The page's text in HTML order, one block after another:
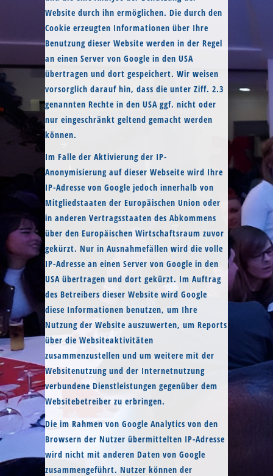
Website durch ihn ermöglichen. Die durch den
Cookie erzeugten Informationen über Ihre
Benutzung dieser Website werden in der Regel
an einen Server von Google in den USA
übertragen und dort gespeichert. Wir weisen
vorsorglich darauf hin, dass die unter Ziff. 2.3
genannten Rechte in den USA ggf. nicht oder
nur eingeschränkt geltend gemacht werden
können.
Im Falle der Aktivierung der IP-
Anonymisierung auf dieser Webseite wird Ihre
IP-Adresse von Google jedoch innerhalb von
Mitgliedstaaten der Europäischen Union oder
in anderen Vertragsstaaten des Abkommens
über den Europäischen Wirtschaftsraum zuvor
gekürzt. Nur in Ausnahmefällen wird die volle
IP-Adresse an einen Server von Google in den
USA übertragen und dort gekürzt. Im Auftrag
des Betreibers dieser Website wird Google
diese Informationen benutzen, um Ihre
Nutzung der Website auszuwerten, um Reports
über die Websiteaktivitäten
zusammenzustellen und um weitere mit der
Websitenutzung und der Internetnutzung
verbundene Dienstleistungen gegenüber dem
Websitebetreiber zu erbringen.
Die im Rahmen von Google Analytics von den
Browsern der Nutzer übermittelten IP-Adresse
wird nicht mit anderen Daten von Google
zusammengeführt. Nutzer können der